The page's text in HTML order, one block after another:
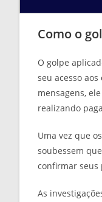
Como o
O golpe
seu acesso
mensagens,
realizando
Uma vez que
soubessem
confirmar seus
As